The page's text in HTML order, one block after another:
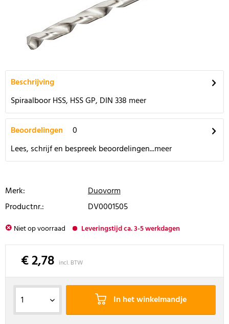
Beschrijving
Spiraalboor HSS, HSS GP, DIN 338 meer
Beoordelingen
0
Lees, schrijf en bespreek beoordelingen...meer
Merk:
Duovorm
Productnr.:
DV0001505
Niet op voorraad Leveringstijd ca. 3-5 werkdagen
€ 2,78 incl. BTW
In het winkelmandje